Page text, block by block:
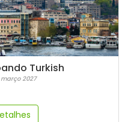
Turkish
2027